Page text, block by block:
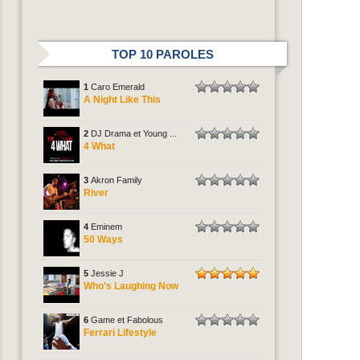
TOP 10 PAROLES
1 Caro Emerald
A Night Like This
2 DJ Drama et Young ...
4 What
3 Akron Family
River
4 Eminem
50 Ways
5 Jessie J
Who's Laughing Now
6 Game et Fabolous
Ferrari Lifestyle